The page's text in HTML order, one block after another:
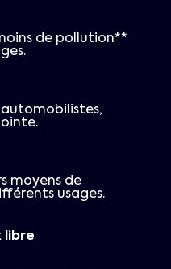
de pollution**
automobilistes,
moyens de
usages.
libre